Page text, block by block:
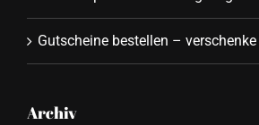
Gutscheine bestellen –
Archiv